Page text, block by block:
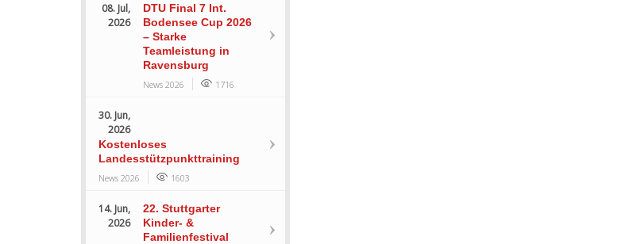
08. Jul,
2026
DTU Final 7 Int.
Bodensee Cup 2026
– Starke
Teamleistung in
Ravensburg
News 2026 1716
30. Jun,
2026
Kostenloses
Landesstützpunkttraining
News 2026 1603
14. Jun,
2026
22. Stuttgarter
Kinder- &
Familienfestival